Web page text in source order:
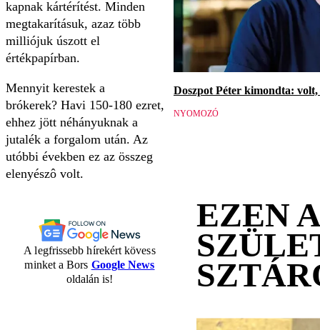
kapnak kártérítést. Minden
megtakarításuk, azaz több
milliójuk úszott el
értékpapírban.
Mennyit kerestek a
brókerek? Havi 150-180 ezret,
ehhez jött néhányuknak a
jutalék a forgalom után. Az
utóbbi években ez az összeg
elenyészô volt.
A legfrissebb hírekért kövess
minket a Bors Google News
oldalán is!
Doszpot Péter kimondta:
NYOMOZÓ
EZEN